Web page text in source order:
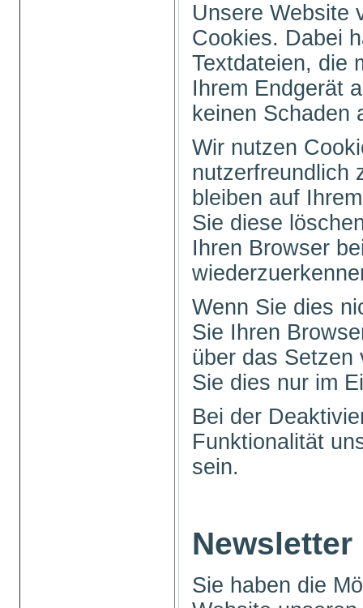
Unsere Website
Cookies. Dabei
Textdateien, die
Ihrem Endgerät
keinen Schaden
Wir nutzen
nutzerfreundlich
bleiben auf
Sie diese
Ihren Browser
Wenn Sie dies
Sie Ihren
über das Setzen
Sie dies nur im
Bei der
Funktionalität
sein.
Newsletter
Sie haben die